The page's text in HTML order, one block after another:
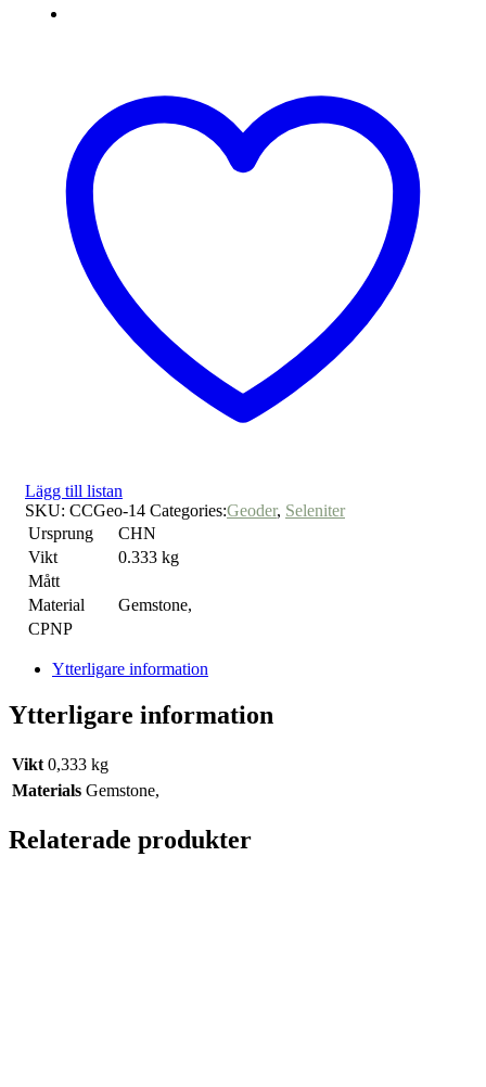
Lägg till listan
SKU: CCGeo-14 Categories:Geoder, Seleniter
Ursprung
CHN
Vikt
0.333 kg
Mått
Material
Gemstone,
CPNP
Ytterligare information
Ytterligare information
Vikt 0,333 kg
Materials Gemstone,
Relaterade produkter